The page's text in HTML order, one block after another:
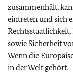
zusammenhält,
eintreten und sich
sowie Sicherheit
Wenn die
in der Welt gehört.